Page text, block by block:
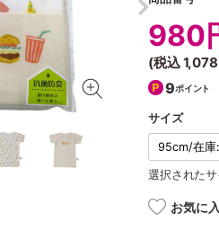
980
(税込
9ポイント
サイズ
選択された
お気に